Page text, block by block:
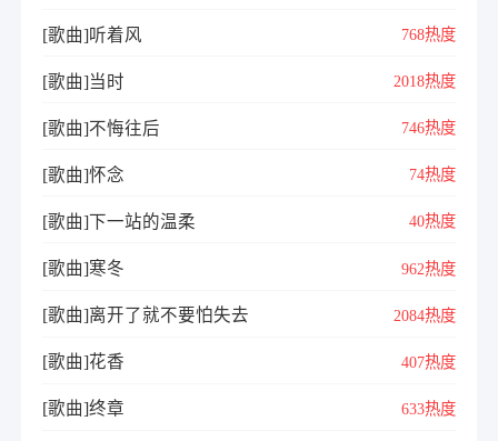
[歌曲]听着风 768热度
[歌曲]当时 2018热度
[歌曲]不悔往后 746热度
[歌曲]怀念 74热度
[歌曲]下一站的温柔 40热度
[歌曲]寒冬 962热度
[歌曲]离开了就不要怕失去 2084热度
[歌曲]花香 407热度
[歌曲]终章 633热度